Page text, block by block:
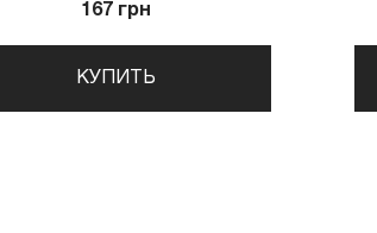
167 грн
КУПИТЬ